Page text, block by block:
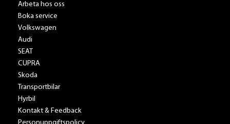
Arbeta hos oss
Boka service
Volkswagen
Audi
SEAT
CUPRA
Skoda
Transportbilar
Hyrbil
Kontakt & Feedback